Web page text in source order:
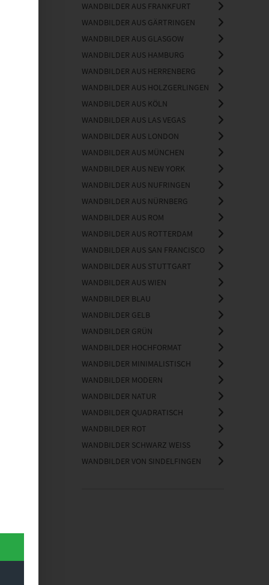
WANDBILDER AUS FRANKFURT
WANDBILDER AUS GÄRTRINGEN
WANDBILDER AUS GLASGOW
WANDBILDER AUS HAMBURG
WANDBILDER AUS HERRENBERG
WANDBILDER AUS HOLZGERLINGEN
WANDBILDER AUS KÖLN
WANDBILDER AUS LAS VEGAS
WANDBILDER AUS LONDON
WANDBILDER AUS MÜNCHEN
WANDBILDER AUS NEW YORK
WANDBILDER AUS NUFRINGEN
WANDBILDER AUS NÜRNBERG
WANDBILDER AUS ROM
WANDBILDER AUS ROTTERDAM
WANDBILDER AUS SAN FRANCISCO
WANDBILDER AUS STUTTGART
WANDBILDER AUS WIEN
WANDBILDER BLAU
WANDBILDER GELB
WANDBILDER GRÜN
WANDBILDER HOCHFORMAT
WANDBILDER MINIMALISTISCH
WANDBILDER MODERN
WANDBILDER NATUR
WANDBILDER QUADRATISCH
WANDBILDER ROT
WANDBILDER SCHWARZ WEISS
WANDBILDER VON SINDELFINGEN